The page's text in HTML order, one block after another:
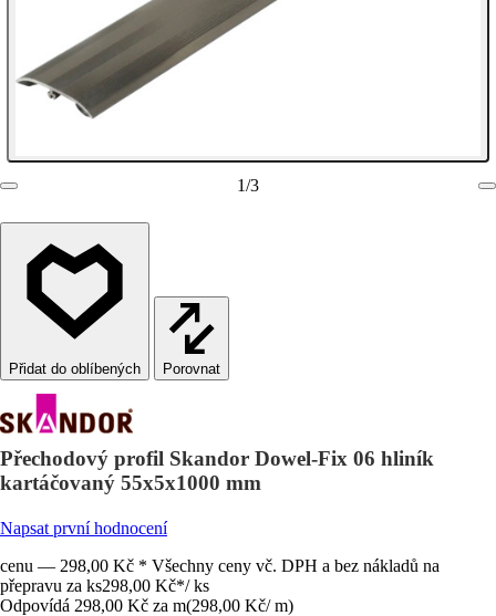
1/3
Porovnat
Přechodový profil Skandor Dowel-Fix 06 hliník
kartáčovaný 55x5x1000 mm
Napsat první hodnocení
cenu — 298,00 Kč * Všechny ceny vč. DPH a bez nákladů na
přepravu za ks298,00 Kč*/ ks
Odpovídá 298,00 Kč za m(298,00 Kč/ m)